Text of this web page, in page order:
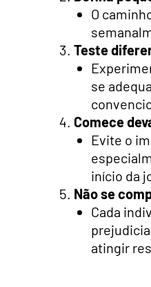
O
Teste
se
Comece
Evite o
início da
Não se
Cada
atingir